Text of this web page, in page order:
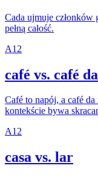
Cada ujmuje członków
pełną całość.
A1 2
café vs. café
Café to napój, a café
kontekście bywa
A12
casa vs. lar